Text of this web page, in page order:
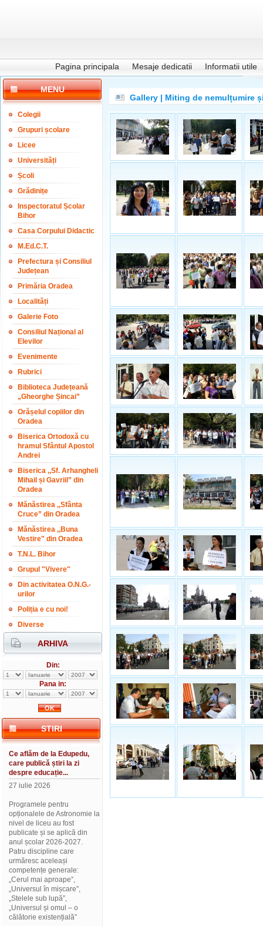
Pagina principala Mesaje dedicatii Informatii utile
MENU
Colegii
Grupuri școlare
Licee
Universități
Școli
Grădinițe
Inspectoratul Școlar
Bihor
Casa Corpului Didactic
M.Ed.C.T.
Prefectura și Consiliul
Județean
Primăria Oradea
Localități
Galerie Foto
Consiliul Național al
Elevilor
Evenimente
Rubrici
Biblioteca Județeană
„Gheorghe Șincai”
Orășelul copiilor din
Oradea
Biserica Ortodoxă cu
hramul Sfântul Apostol
Andrei
Biserica ,,Sf. Arhangheli
Mihail și Gavriil” din
Oradea
Mănăstirea ,,Sfânta
Cruce” din Oradea
Mănăstirea ,,Buna
Vestire" din Oradea
T.N.L. Bihor
Grupul "Vivere"
Din activitatea O.N.G.-
urilor
Poliția e cu noi!
Diverse
ARHIVA
Din:
Pana in:
STIRI
Ce aflăm de la Edupedu,
care publică știri la zi
despre educație...
27 iulie 2026
Programele pentru
opționalele de Astronomie la
nivel de liceu au fost
publicate și se aplică din
anul școlar 2026-2027.
Patru discipline care
urmăresc aceleași
competențe generale:
„Cerul mai aproape”,
„Universul în mișcare”,
„Stelele sub lupă”,
„Universul și omul – o
călătorie existențială”
Gallery | Miting de nemulțumire